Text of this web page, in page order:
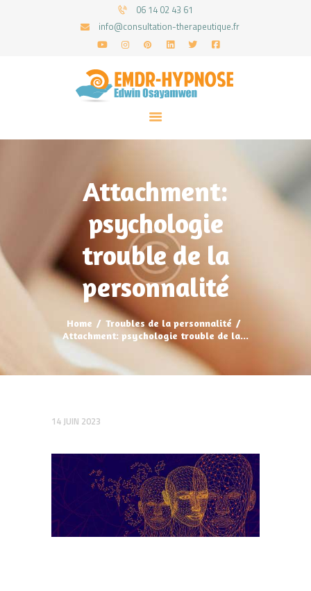
06 14 02 43 61
info@consultation-therapeutique.fr
Attachment:
psychologie
trouble de la
personnalité
Home
Troubles de la personnalité
Attachment: psychologie trouble de la...
ACCUEIL
MON APPROCHE
ARTICLES
PRENEZ UN RDV
14 JUIN 2023